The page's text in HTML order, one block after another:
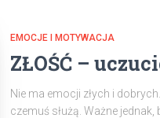
EMOCJE I MOTYWACJA
ZŁOŚĆ –
Nie ma emocji złych i
czemuś służą. Ważne